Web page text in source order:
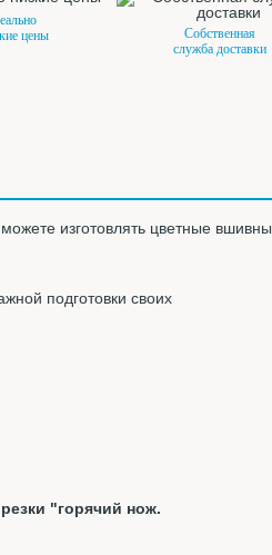
цены
Собственная
служба доставки
изготовлять цветные
подготовки своих
"горячий нож.